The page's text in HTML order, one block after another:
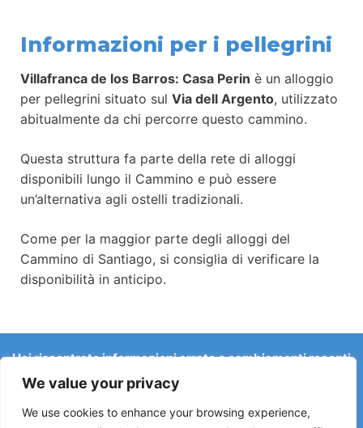
We value your privacy
We use cookies to enhance your browsing experience,
Informazioni per i pellegrini
Villafranca de los Barros: Casa Perin è un alloggio
per pellegrini situato sul Via dell Argento, utilizzato
abitualmente da chi percorre questo cammino.
Questa struttura fa parte della rete di alloggi
disponibili lungo il Cammino e può essere
un’alternativa agli ostelli tradizionali.
Come per la maggior parte degli alloggi del
Cammino di Santiago, si consiglia di verificare la
disponibilità in anticipo.
Hai riscontrato informazioni errate o cambiamenti recenti
Le segnalazioni su ostelli chiusi, allagamenti, deviazioni,
lavori stradali o altri cambiamenti aiutano a mantenere la